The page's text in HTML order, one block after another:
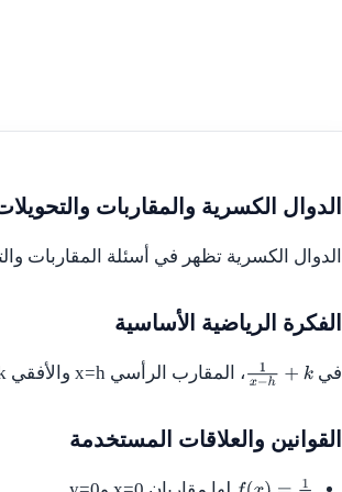
الدوال الكسرية والمقاربات
الدوال الكسرية تظهر في أسئلة المقاربات
الفكرة الرياضية الأساسية
في 1x−h+k ، المقارب الرأسي x=hوالأفقي
القوانين والعلاقات المستخدمة